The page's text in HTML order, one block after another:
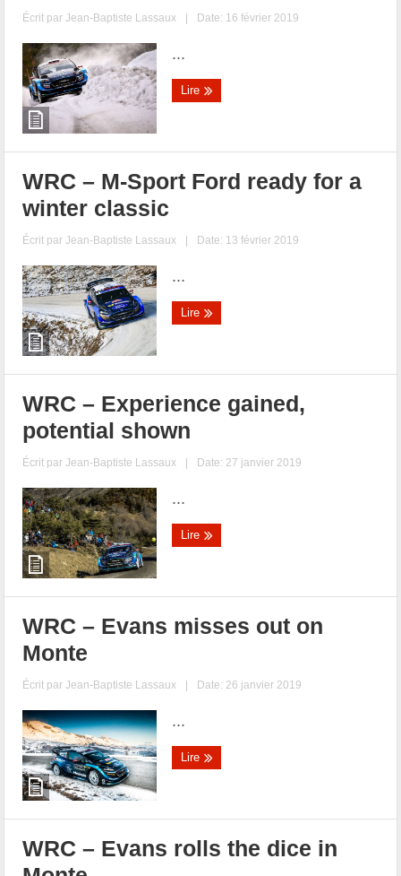
Écrit parJean-Baptiste Lassaux | Date: 16 février 2019
...
Lire
WRC – M-Sport Ford ready for a
winter classic
Écrit parJean-Baptiste Lassaux | Date: 13 février 2019
...
Lire
WRC – Experience gained,
potential shown
Écrit parJean-Baptiste Lassaux | Date: 27 janvier 2019
...
Lire
WRC – Evans misses out on
Monte
Écrit parJean-Baptiste Lassaux | Date: 26 janvier 2019
...
Lire
WRC – Evans rolls the dice in